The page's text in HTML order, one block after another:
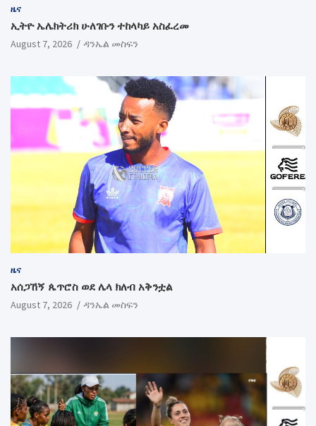
ዜና
ኢትዮ ኤሌክትሪክ ሁለገቡን ተከላካይ አስፈረመ
August 7, 2026 ዳንኤል መስፍን
ዜና
አሰጋኸኝ ጴጥሮስ ወደ ሌላ ክለብ አቅንቷል
August 7, 2026 ዳንኤል መስፍን